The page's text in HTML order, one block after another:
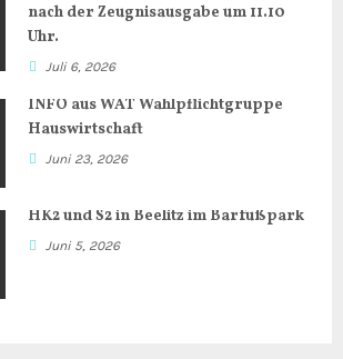
nach der Zeugnisausgabe um 11.10
Uhr.
Juli 6, 2026
INFO aus WAT Wahlpflichtgruppe
Hauswirtschaft
Juni 23, 2026
HK2 und S2 in Beelitz im Barfußpark
Juni 5, 2026